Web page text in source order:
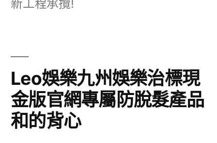
新工程承攬!
Leo娛樂九州娛樂治標現
金版官網專屬防脫髮產品
和的背心